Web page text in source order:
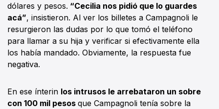
dólares y pesos. “Cecilia nos pidió que lo guardes
acá”, insistieron. Al ver los billetes a Campagnoli le
resurgieron las dudas por lo que tomó el teléfono
para llamar a su hija y verificar si efectivamente ella
los había mandado. Obviamente, la respuesta fue
negativa.
En ese ínterin los intrusos le arrebataron un sobre
con 100 mil pesos que Campagnoli tenía sobre la